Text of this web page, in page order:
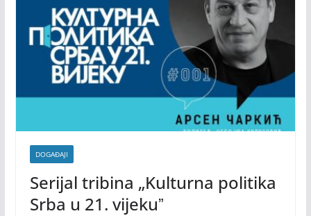
DOGAĐAJI
Serijal tribina „Kulturna politika
Srba u 21. vijekuˮ